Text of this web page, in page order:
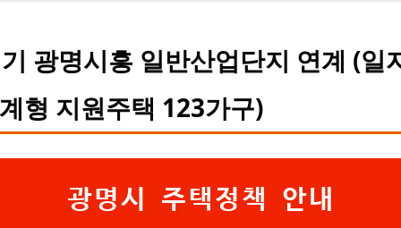
광명시흥 일반산업단지 연계 (일
형 지원주택 123가구)
광명시 주택정책 안내